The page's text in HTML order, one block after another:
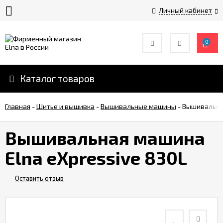
Личный кабинет
История
Elna
по
Оплата
Доставка
0
Каталог товаров
Главная -Шитье и вышивка -Вышивальные машины -
Вышивальная машина
Elna eXpressive 830L
Оставить отзыв